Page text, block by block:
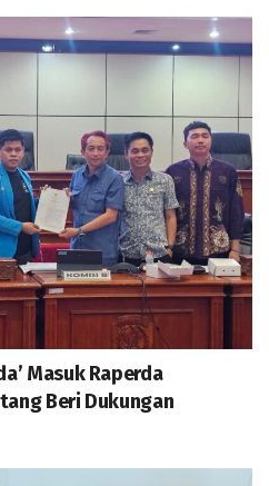
Masuk Raperda
Beri Dukungan